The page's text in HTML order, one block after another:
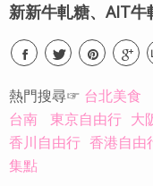
新新牛軋糖、AIT
熱門搜尋☞ 台北美食
台南
東京自由行 大
香川自由行 香港自由
集點